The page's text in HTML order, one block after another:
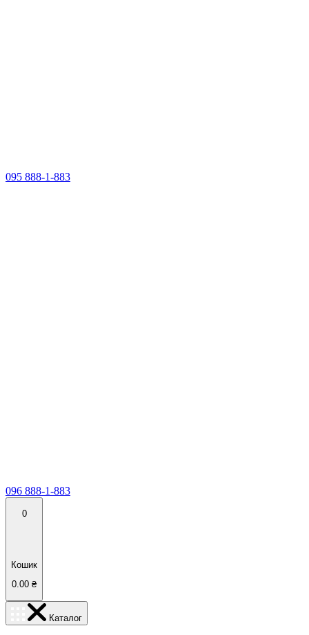
095 888-1-883
096 888-1-883
0
Кошик
0.00 ₴
Каталог